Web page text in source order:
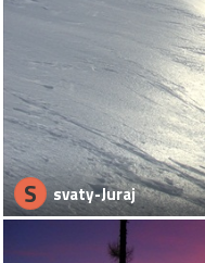
S svaty-Juraj